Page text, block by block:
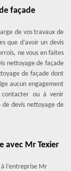
façade
de vos travaux de
que d’avoir un devis
ne vous en faites
nettoyage de façade
de façade dont
aucun engagement
ou à venir
devis nettoyage de
avec Mr Texier
l’entreprise Mr